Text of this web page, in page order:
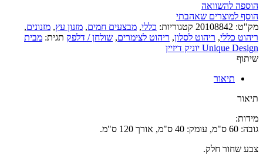
הוספה להשוואה
הוסף למוצרים שאהבתי
מק"ט: 20108842 קטגוריות: כללי, מבצעים חמים, מזנון עץ, מזנונים,
ריהוט כללי, ריהוט לסלון, ריהוט לצימרים, שולחן / דלפק תגית: מבית
Unique Design יוניק דיזיין
שיתוף
תיאור
תיאור
מידות:
גובה: 60 ס"מ, עומק: 40 ס"מ, אורך 120 ס"מ.
צבע שחור חלק.